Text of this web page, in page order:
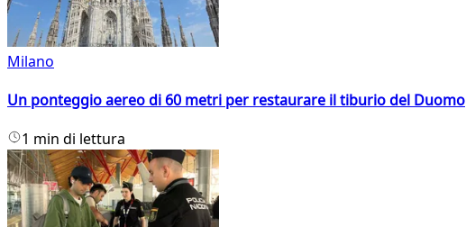
Milano
Un ponteggio aereo di 60 metri per restaurare il tiburio del Duomo
1 min di lettura